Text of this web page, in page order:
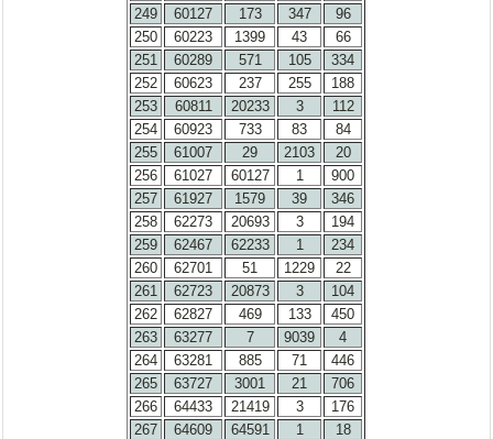
249
60127 173 347
96
250
60223 1399 43
66
251
60289 571 105
334
252
60623 237 255
188
253
60811 20233 3
112
254
60923 733 83
84
255
61007 29 2103
20
256
61027 60127 1
900
257
61927 1579 39
346
258
62273 20693 3
194
259
62467 62233 1
234
260
62701 51 1229
22
261
62723 20873 3
104
262
62827 469 133
450
263
63277 7 9039
4
264
63281 885 71
446
265
63727 3001 21
706
266
64433 21419 3
176
267
64609 64591 1
18